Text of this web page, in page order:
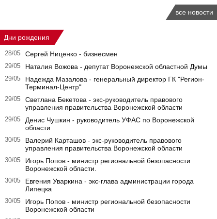
все новости
Дни рождения
28/05 Сергей Ниценко - бизнесмен
29/05 Наталия Вожова - депутат Воронежской областной Думы
29/05
Надежда Мазалова - генеральный директор ГК "Регион-
Терминал-Центр"
29/05
Светлана Бекетова - экс-руководитель правового
управления правительства Воронежской области
29/05
Денис Чушкин - руководитель УФАС по Воронежской
области
30/05
Валерий Карташов - экс-руководитель правового
управления правительства Воронежской области
30/05
Игорь Попов - министр региональной безопасности
Воронежской области.
30/05
Евгения Уваркина - экс-глава администрации города
Липецка
30/05
Игорь Попов - министр региональной безопасности
Воронежской области